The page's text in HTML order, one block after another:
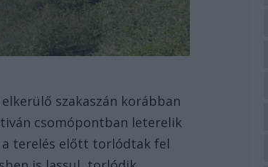
szakaszán korábban
csomópontban leterelik
a terelés előtt torlódtak fel